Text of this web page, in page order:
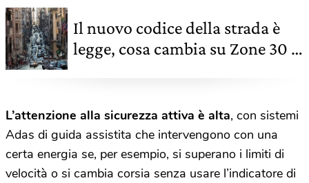
Il nuovo codice della strada è
legge, cosa cambia su Zone 30 e
L’attenzione alla sicurezza attiva è alta, con sistemi
Adas di guida assistita che intervengono con una
certa energia se, per esempio, si superano i limiti di
velocità o si cambia corsia senza usare l’indicatore di